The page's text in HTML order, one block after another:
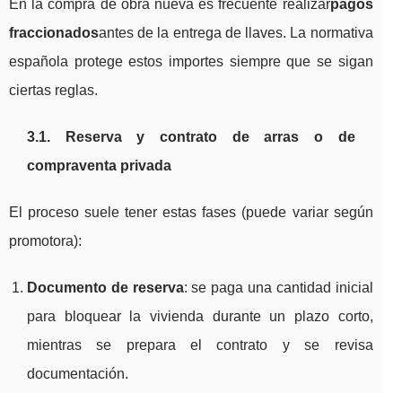
En la compra de obra nueva es frecuente realizarpagos
fraccionadosantes de la entrega de llaves. La normativa
española protege estos importes siempre que se sigan
ciertas reglas.
3.1. Reserva y contrato de arras o de
compraventa privada
El proceso suele tener estas fases (puede variar según
promotora):
Documento de reserva: se paga una cantidad inicial
para bloquear la vivienda durante un plazo corto,
mientras se prepara el contrato y se revisa
documentación.